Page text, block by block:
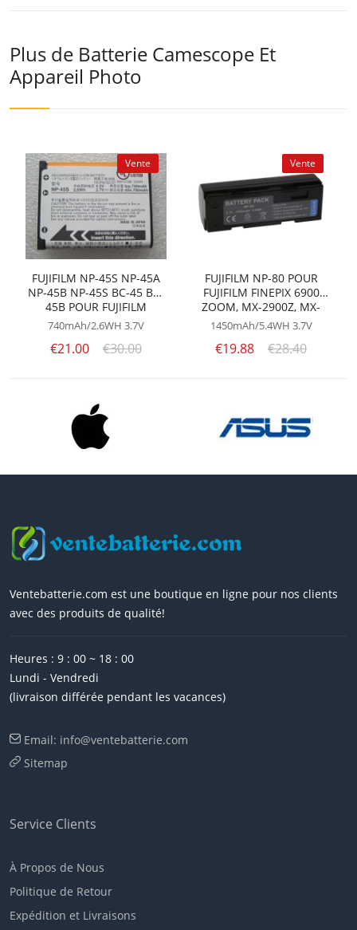
Plus de Batterie Camescope Et
Appareil Photo
Vente
FUJIFILM NP-45S NP-45A
NP-45B NP-45S BC-45 BC-
45B POUR FUJIFILM
FINEPIX XP140 XP90 D-LI63
740mAh/2.6WH 3.7V
€21.00 €30.00
Vente
FUJIFILM NP-80 POUR
FUJIFILM FINEPIX 6900
ZOOM, MX-2900Z, MX-
1700Z, FINEPIX 4800
1450mAh/5.4WH 3.7V
€19.88 €28.40
Ventebatterie.com est une boutique en ligne pour nos clients
avec des produits de qualité!
Heures : 9 : 00 ~ 18 : 00
Lundi - Vendredi
(livraison différée pendant les vacances)
Email: info@ventebatterie.com
Sitemap
Service Clients
À Propos de Nous
Politique de Retour
Expédition et Livraisons